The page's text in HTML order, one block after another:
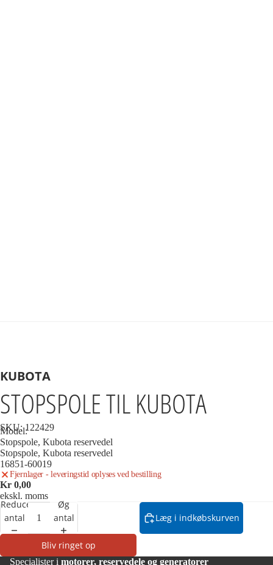
KUBOTA
STOPSPOLE TIL KUBOTA
SKU:122429
Model:
Stopspole, Kubota reservedel
Stopspole, Kubota reservedel
16851-60019
Fjernlager - leveringstid oplyses ved bestilling
Kr 0,00
ekskl. moms
Reducer
antal
Øg
antal
Læg i indkøbskurven
Bliv ringet op
Specialister i motorer, reservedele og generatorer